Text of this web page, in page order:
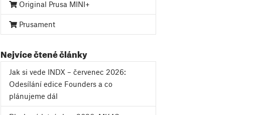
Original Prusa MINI+
Prusament
Nejvíce čtené články
Jak si vede INDX – červenec 2026:
Odesílání edice Founders a co
plánujeme dál